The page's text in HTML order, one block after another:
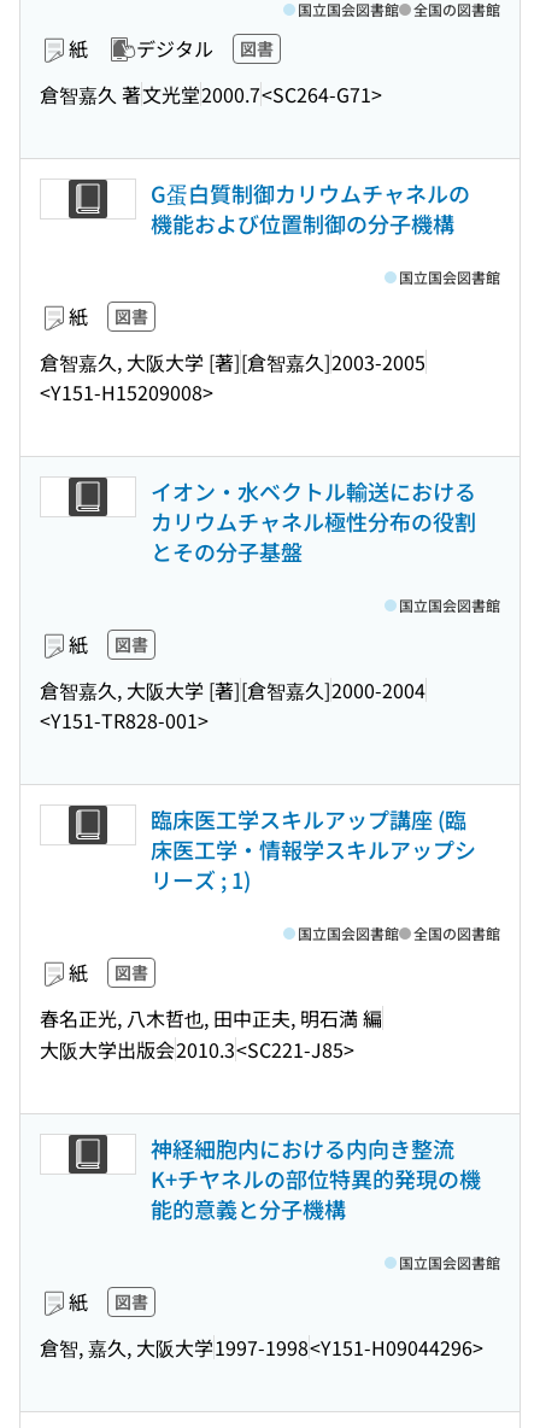
紙 デジタル 図書
倉智嘉久 著文光堂2000.7<SC264-G71>
国立国会図書館 全国の図書館
G蛋白質制御カリウムチャネルの
機能および位置制御の分子機構
紙 図書
倉智嘉久, 大阪大学 [著][倉智嘉久]2003-2005
<Y151-H15209008>
国立国会図書館
イオン・水ベクトル輸送における
カリウムチャネル極性分布の役割
とその分子基盤
紙 図書
倉智嘉久, 大阪大学 [著][倉智嘉久]2000-2004
<Y151-TR828-001>
国立国会図書館
臨床医工学スキルアップ講座 (臨
床医工学・情報学スキルアップシ
リーズ ; 1)
紙 図書
春名正光, 八木哲也, 田中正夫, 明石満 編
大阪大学出版会2010.3<SC221-J85>
国立国会図書館 全国の図書館
神経細胞内における内向き整流
K+チヤネルの部位特異的発現の機
能的意義と分子機構
紙 図書
倉智, 嘉久, 大阪大学1997-1998<Y151-H09044296>
国立国会図書館